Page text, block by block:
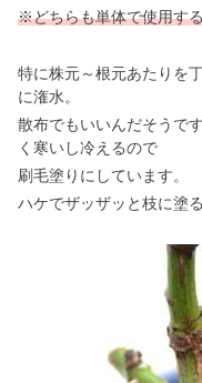
※どちらも単体で使用す
特に株元～根元あたりを
に潅水。
散布でもいいんだそうで
く寒いし冷えるので
刷毛塗りにしています。
ハケでザッザッと枝に塗